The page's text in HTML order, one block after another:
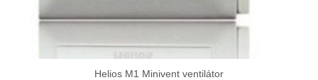
Helios M1 Minivent ventilátor